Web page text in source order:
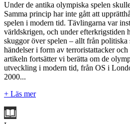
Under de antika olympiska spelen
Samma princip har inte gått att
spelen i modern tid. Tävlingarna var
världskrigen, och under efterkrigstiden
skuggor över spelen – allt från
händelser i form av terroristattacker
artikeln fortsätter vi berätta om de
utveckling i modern tid, från OS i
2000...
+ Läs mer